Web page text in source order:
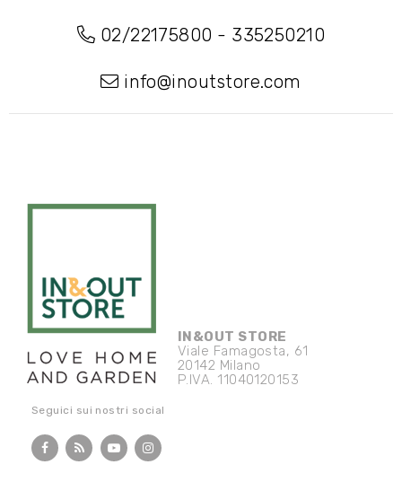
02/22175800 - 335250210
info@inoutstore.com
IN&OUT STORE
Viale Famagosta, 61
20142 Milano
P.IVA. 11040120153
Seguici sui nostri social